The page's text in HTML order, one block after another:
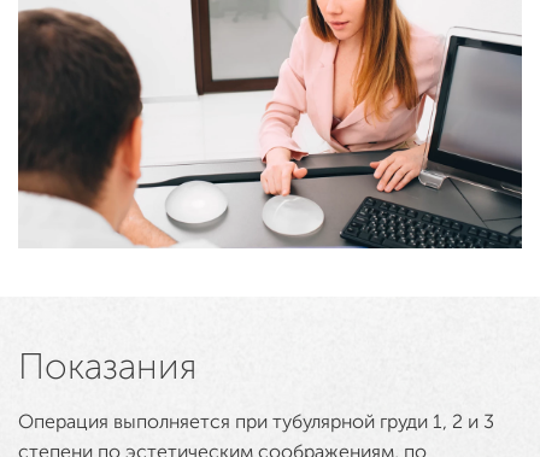
Показания
Операция выполняется при тубулярной груди 1, 2 и 3
степени по эстетическим соображениям, по